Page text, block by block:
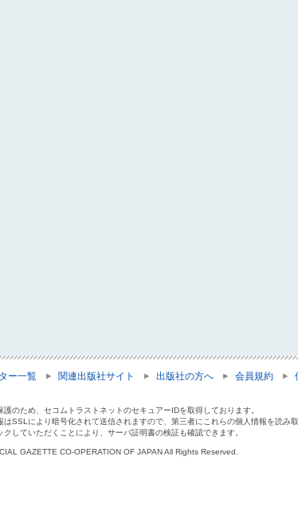
ー一覧 関連出版社サイト 出版社の方へ 会員規約
護のため、セコムトラストネットのセキュアーIDを取得しております。
はSSLにより暗号化されて送信されますので、第三者にこれらの個人情報を読み
していただくことにより、サーバ証明書の検証も確認できます。
GAZETTE CO-OPERATION OF JAPAN All Rights Reserved.